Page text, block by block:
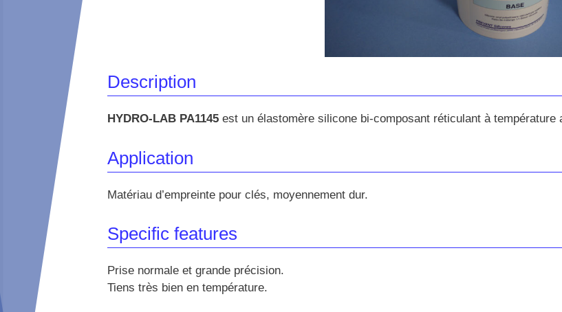
Description
HYDRO-LAB PA1145 est un élastomère silicone bi-composant réticulant à température
Application
Matériau d’empreinte pour clés, moyennement dur.
Specific features
Prise normale et grande précision.
Tiens très bien en température.